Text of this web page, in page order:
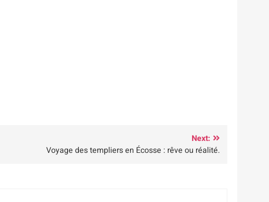
Next:
Voyage des templiers en Écosse : rêve ou réalité.